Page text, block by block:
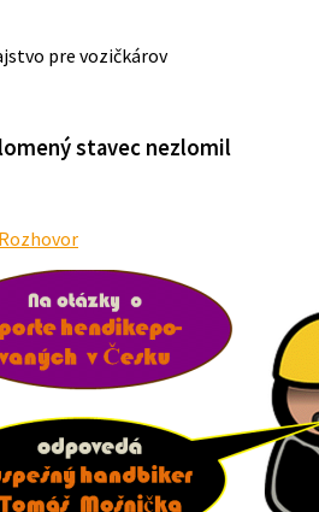
pre vozičkárov
stavec nezlomil
Rozhovor